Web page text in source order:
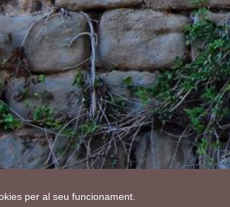
per al seu funcionament.